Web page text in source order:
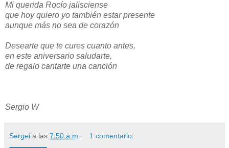
Mi querida Rocío jalisciense
que hoy quiero yo también estar presente
aunque más no sea de corazón
Desearte que te cures cuanto antes,
en este aniversario saludarte,
de regalo cantarte una canción
Sergio W
Sergei a las 7:50 a.m. 1 comentario: